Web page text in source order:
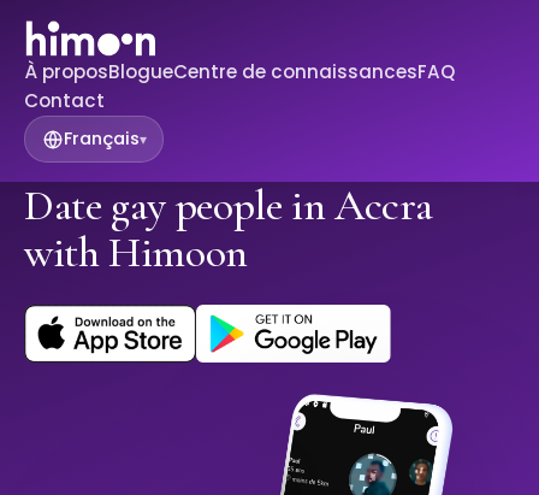
À proposBlogueCentre de connaissancesFAQ
Contact
Français▾
Date gay people in Accra
with Himoon